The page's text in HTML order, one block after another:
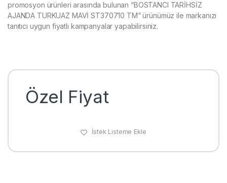
promosyon ürünleri arasında bulunan “BOSTANCI TARİHSİZ
AJANDA TURKUAZ MAVİ ST370710 TM” ürünümüz ile markanızı
tanıtıcı uygun fiyatlı kampanyalar yapabilirsiniz.
Özel Fiyat
İstek Listeme Ekle